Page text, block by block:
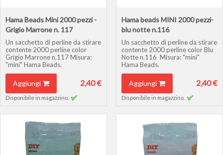
Hama Beads Mini 2000 pezzi -
Grigio Marrone n. 117
Un sacchetto di perline da stirare
contente 2000 perline color
Grigio Marrone n.117 Misura:
"mini" Hama Beads.
Aggiungi 2,40 €
Disponibile in magazzino.
Hama beads MINI 2000 pezzi-
blu notte n.116
Un sacchetto di perline da stirare
contente 2000 perline color Blu
Notte n.116 Misura: "mini"
Hama Beads.
Aggiungi 2,40 €
Disponibile in magazzino.